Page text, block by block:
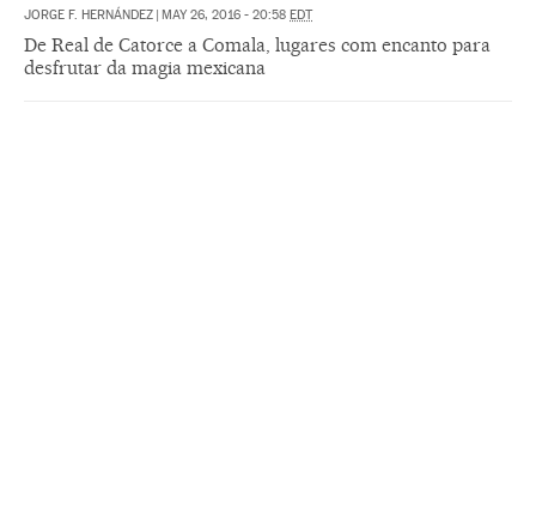
JORGE F. HERNÁNDEZ MAY 26, 2016 - 20:58 EDT
De Real de Catorce a Comala, lugares com encanto para
desfrutar da magia mexicana